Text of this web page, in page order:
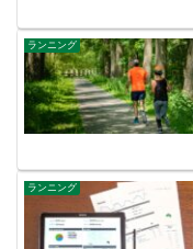
ランニング
ランニング